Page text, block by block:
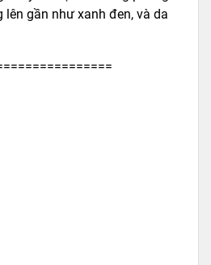
gần như xanh đen, và da